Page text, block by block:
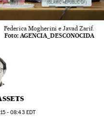
Federica Mogherini e Javad Zarif.
Foto: AGENCIA_DESCONOCIDA
- 08:43EDT